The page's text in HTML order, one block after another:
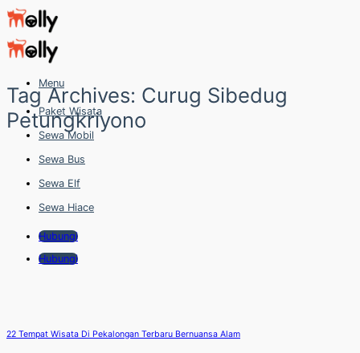
Skip
to
content
Menu
Paket Wisata
Sewa Mobil
Sewa Bus
Sewa Elf
Sewa Hiace
Hubungi
Hubungi
Tag Archives: Curug Sibedug
Petungkriyono
22 Tempat Wisata Di Pekalongan Terbaru Bernuansa Alam